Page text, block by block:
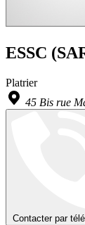
ESSC
Platrier
45 Bis rue
Contacter par